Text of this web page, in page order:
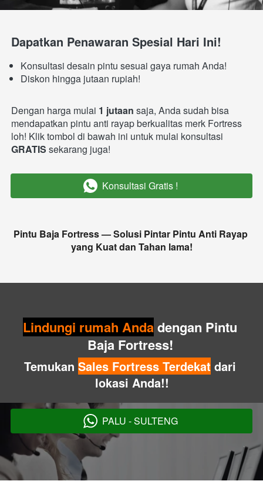
Dapatkan Penawaran Spesial Hari Ini!
Konsultasi desain pintu sesuai gaya rumah Anda!
Diskon hingga jutaan rupiah!
Dengan harga mulai 1 jutaan saja, Anda sudah bisa
mendapatkan pintu anti rayap berkualitas merk Fortress
GRATIS sekarang juga!
` Konsultasi Gratis !
Pintu Baja Fortress — Solusi Pintar Pintu Anti Rayap
yang Kuat dan Tahan lama!
Lindungi rumah Anda dengan Pintu
Baja Fortress!
Temukan Sales Fortress Terdekat dari
lokasi Anda!!
` PALU - SULTENG